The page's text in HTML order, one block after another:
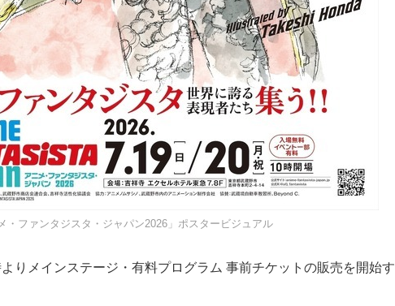
・ファンタジスタ・ジャパン2026」ポスタービジュアル
りメインステージ・有料プログラム 事前チケットの販売を開始す